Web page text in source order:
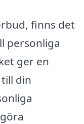
finns det
personliga
ger en
din